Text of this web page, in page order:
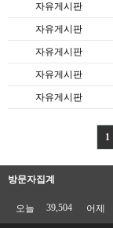
자유게시판
자유게시판
자유게시판
자유게시판
자유게시판
1
방문자집계
오늘 39,504 어제